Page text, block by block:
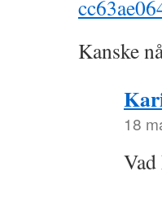
Kanske
18